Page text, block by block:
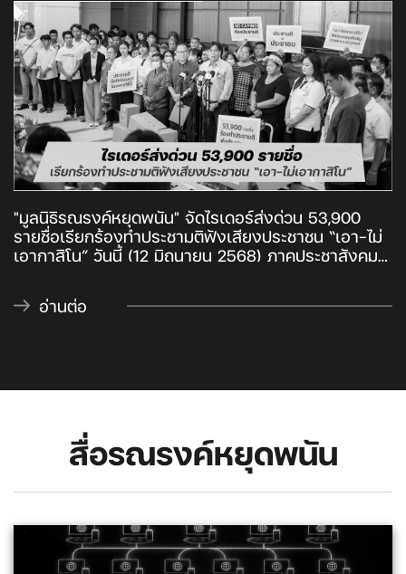
"มูลนิธิรณรงค์หยุดพนัน" จัดไรเดอร์ส่งด่วน 53,900
รายชื่อเรียกร้องทำประชามติฟังเสียงประชาชน “เอา-ไม่
เอากาสิโน” วันนี้ (12 มิถุนายน 2568) ภาคประชาสังคม
ประชาชนต่อคณะกรรมการการเลือกตั้ง ตรวจสอบราย
ชื่อเพื่อขอคณะรัฐมนตรีเห็นชอบจัดทำประชามติ “เอา-ไม่
อ่านต่อ
สื่อรณรงค์หยุดพนัน